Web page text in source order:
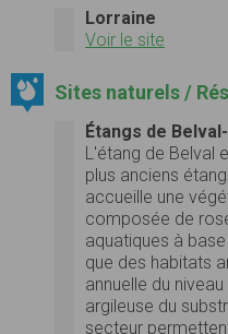
Lorraine
Voir le site
Sites naturels /
Étangs de
L'étang de Belval
plus anciens
accueille une
composée de
aquatiques à
que des habitats
annuelle du
argileuse du
secteur